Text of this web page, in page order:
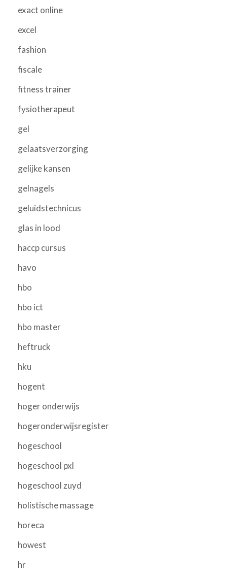
exact online
excel
fashion
fiscale
fitness trainer
fysiotherapeut
gel
gelaatsverzorging
gelijke kansen
gelnagels
geluidstechnicus
glas in lood
haccp cursus
havo
hbo
hbo ict
hbo master
heftruck
hku
hogent
hoger onderwijs
hogeronderwijsregister
hogeschool
hogeschool pxl
hogeschool zuyd
holistische massage
horeca
howest
hr